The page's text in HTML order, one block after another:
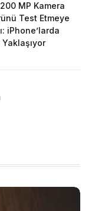
MP Kamera
Test Etmeye
iPhone’larda
Yaklaşıyor